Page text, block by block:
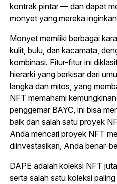
kontrak pintar — dan dapat
monyet yang mereka
Monyet memiliki berbagai
kulit, bulu, dan kacamata,
kombinasi. Fitur-fitur ini
hierarki yang berkisar dari
langka dan mitos, yang
NFT memahami
penggemar BAYC, ini bisa
baik dan salah satu proyek
Anda mencari proyek NFT
diinvestasikan, Anda benar-
DAPE adalah koleksi NFT
serta salah satu koleksi